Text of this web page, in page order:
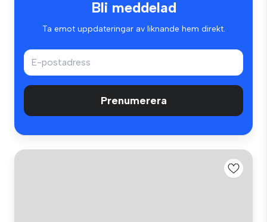
Bli meddelad
Ta emot uppdateringar av liknande hem direkt.
Prenumerera